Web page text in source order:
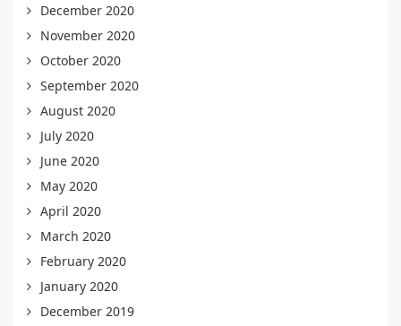
December 2020
November 2020
October 2020
September 2020
August 2020
July 2020
June 2020
May 2020
April 2020
March 2020
February 2020
January 2020
December 2019